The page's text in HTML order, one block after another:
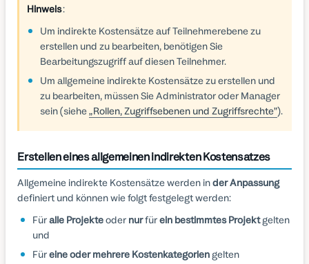
Hinweis:
Um indirekte Kostensätze auf Teilnehmerebene zu
erstellen und zu bearbeiten, benötigen Sie
Bearbeitungszugriff auf diesen Teilnehmer.
Um allgemeine indirekte Kostensätze zu erstellen und
zu bearbeiten, müssen Sie Administrator oder Manager
sein (siehe„Rollen, Zugriffsebenen und Zugriffsrechte”).
Erstellen eines allgemeinen indirekten Kostensatzes
Allgemeine indirekte Kostensätze werden inder Anpassung
definiert und können wie folgt festgelegt werden:
Füralle Projekteoder nurfürein bestimmtes Projektgelten
und
Füreine oder mehrere Kostenkategoriengelten